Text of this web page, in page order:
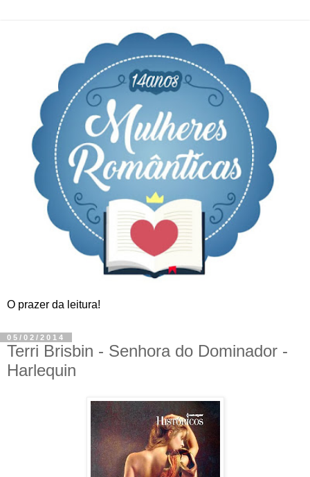
O prazer da leitura!
05/02/2014
Terri Brisbin - Senhora do Dominador -
Harlequin